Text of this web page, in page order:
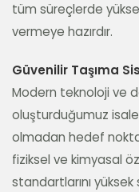
tüm süreçlerde
vermeye hazırdır.
Güvenilir Taşıma
Modern teknoloji ve
oluşturduğumuz isale
olmadan hedef
fiziksel ve kimyasal
standartlarını